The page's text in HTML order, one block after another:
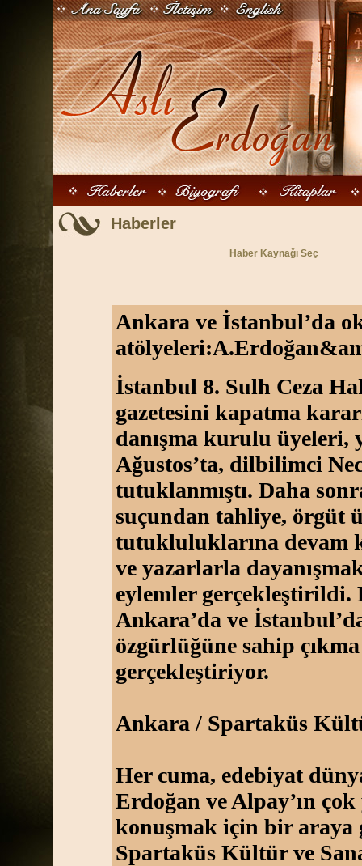
Haberler
Haber Kaynağı Seç
Ankara ve İstanbul’da
İstanbul 8. Sulh Ceza
gazetesini kapatma
danışma kurulu üyeleri,
Ağustos’ta, dilbilimci
tutuklanmıştı. Daha
suçundan tahliye, örgüt
tutukluluklarına devam
ve yazarlarla
eylemler
Ankara’da ve
özgürlüğüne sahip
gerçekleştiriyor.
Ankara / Spartaküs
Her cuma, edebiyat
Erdoğan ve Alpay’ın
konuşmak için bir araya
Spartaküs Kültür ve